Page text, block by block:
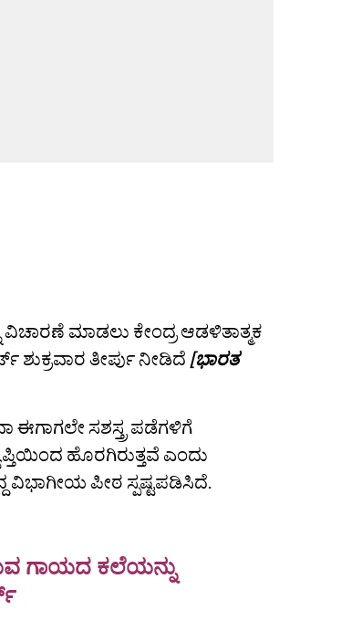
ಮಾಡಲು ಕೇಂದ್ರ ಆಡಳಿತಾತ್ಮಕ
ತೀರ್ಪು ನೀಡಿದೆ [ಭಾರತ
ಸಶಸ್ತ್ರ ಪಡೆಗಳಿಗೆ
ಹೊರಗಿರುತ್ತವೆ ಎಂದು
ವಿಭಾಗೀಯ ಪೀಠ ಸ್ಪಷ್ಟಪಡಿಸಿದೆ.
ಗಾಯದ ಕಲೆಯನ್ನು